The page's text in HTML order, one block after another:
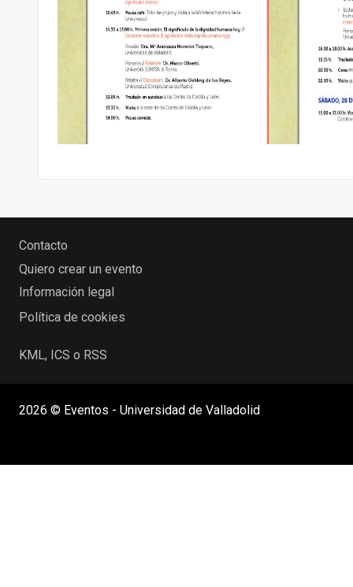
Contacto
Quiero crear un evento
Información legal
Política de cookies
KML, ICS o RSS
2026 © Eventos - Universidad de Valladolid